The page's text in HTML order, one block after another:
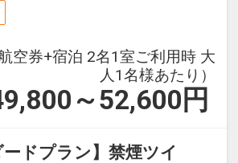
航空券+宿泊 2名1室ご利用時 大
人1名様あたり）
～52,600 円
ードプラン】禁煙ツイ